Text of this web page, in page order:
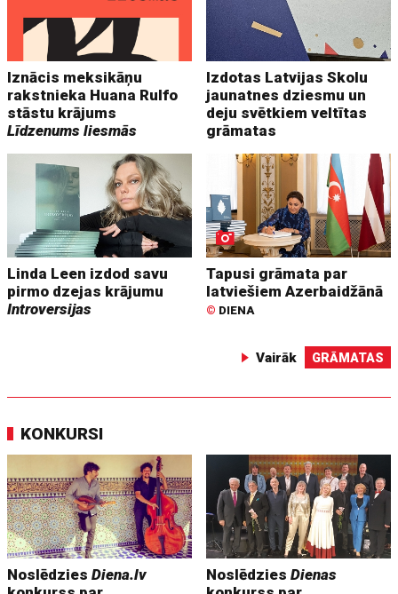
Iznācis meksikāņu
rakstnieka Huana Rulfo
stāstu krājums
Līdzenums liesmās
Izdotas Latvijas Skolu
jaunatnes dziesmu un
deju svētkiem veltītas
grāmatas
Linda Leen izdod savu
pirmo dzejas krājumu
Introversijas
Tapusi grāmata par
latviešiem Azerbaidžānā
© DIENA
Vairāk GRĀMATAS
KONKURSI
NoslēdziesDiena.lv
NoslēdziesDienas